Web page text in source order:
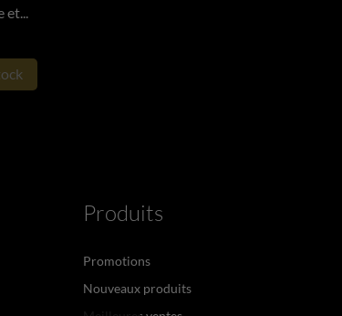
Produits
Promotions
Nouveaux produits